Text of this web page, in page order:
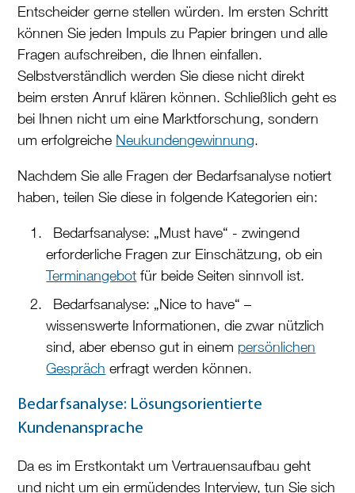
Entscheider gerne stellen würden. Im ersten Schritt
können Sie jeden Impuls zu Papier bringen und alle
Fragen aufschreiben, die Ihnen einfallen.
Selbstverständlich werden Sie diese nicht direkt
beim ersten Anruf klären können. Schließlich geht es
bei Ihnen nicht um eine Marktforschung, sondern
um erfolgreiche Neukundengewinnung.
Nachdem Sie alle Fragen der Bedarfsanalyse notiert
haben, teilen Sie diese in folgende Kategorien ein:
Bedarfsanalyse: „Must have“ - zwingend
erforderliche Fragen zur Einschätzung, ob ein
Terminangebot für beide Seiten sinnvoll ist.
Bedarfsanalyse: „Nice to have“ –
wissenswerte Informationen, die zwar nützlich
sind, aber ebenso gut in einem persönlichen
Gespräch erfragt werden können.
Bedarfsanalyse: Lösungsorientierte
Kundenansprache
Da es im Erstkontakt um Vertrauensaufbau geht
und nicht um ein ermüdendes Interview, tun Sie sich